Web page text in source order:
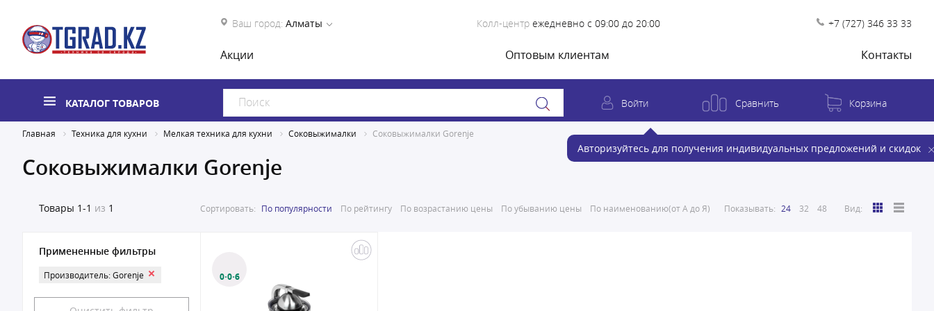
Ваш город: Алматы Колл-центр ежедневно с 09:00 до 20:00 +7 (727) 346 33 33
Акции Оптовым клиентам Контакты
КАТАЛОГ ТОВАРОВ Войти
Авторизуйтесь для получения индивидуальных предложений и скидок
Сравнить Корзина
Главная Техника для кухни Мелкая техника для кухни Соковыжималки Соковыжималки Gorenje
Соковыжималки Gorenje
Товары 1-1 из 1 Сортировать: По популярности По рейтингу По возрастанию цены По убыванию цены По наименованию(от А до Я) Показывать: 24 32 48 Вид:
Примененные фильтры
Производитель: Gorenje 0·0·6